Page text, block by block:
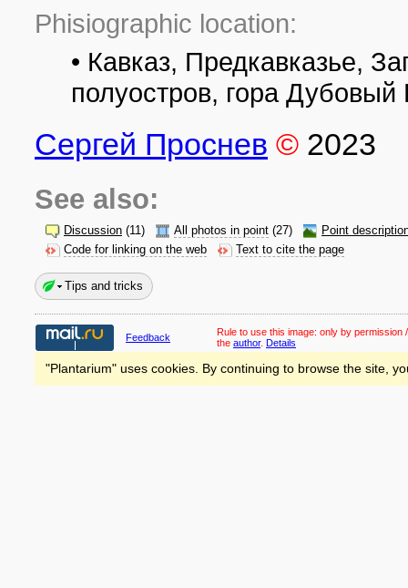
Phisiographic location:
• Кавказ, Предкавказье,
полуостров, гора Дубовый
Сергей Проснев © 2023
See also:
Discussion (11) All photos in point (27)
Point
Code for linking on the web
Text to cite the page
Tips and tricks
Feedback Rule to use this image: only by permission
the author. Details
"Plantarium" uses cookies. By continuing to browse the site,